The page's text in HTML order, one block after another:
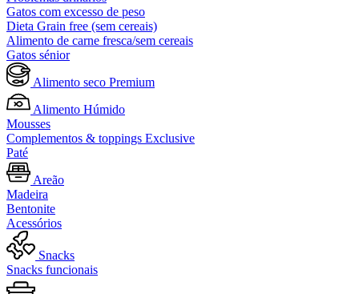
Gatos com excesso de peso
Dieta Grain free (sem cereais)
Alimento de carne fresca/sem cereais
Gatos sénior
Alimento seco Premium
Alimento Húmido
Mousses
Complementos & toppings Exclusive
Paté
Areão
Madeira
Bentonite
Acessórios
Snacks
Snacks funcionais